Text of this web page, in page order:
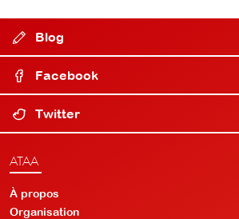
Blog
Facebook
Twitter
ATAA
À propos
Organisation